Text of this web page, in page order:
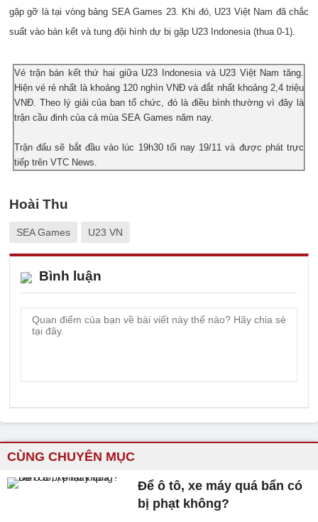
gặp gỡ là tại vòng bảng SEA Games 23. Khi đó, U23 Việt Nam đã chắc
suất vào bán kết và tung đội hình dự bị gặp U23 Indonesia (thua 0-1).
Vé trận bán kết thứ hai giữa U23 Indonesia và U23 Việt Nam tăng.
Hiện vé rẻ nhất là khoảng 120 nghìn VNĐ và đắt nhất khoảng 2,4 triệu
VNĐ. Theo lý giải của ban tổ chức, đó là điều bình thường vì đây là
trận cầu đinh của cả mùa SEA Games năm nay.
Trận đấu sẽ bắt đầu vào lúc 19h30 tối nay 19/11 và được phát trực
tiếp trên VTC News.
Hoài Thu
SEA Games U23 VN
Bình luận
CÙNG CHUYÊN MỤC
Để ô tô, xe máy quá bẩn có
bị phạt không?